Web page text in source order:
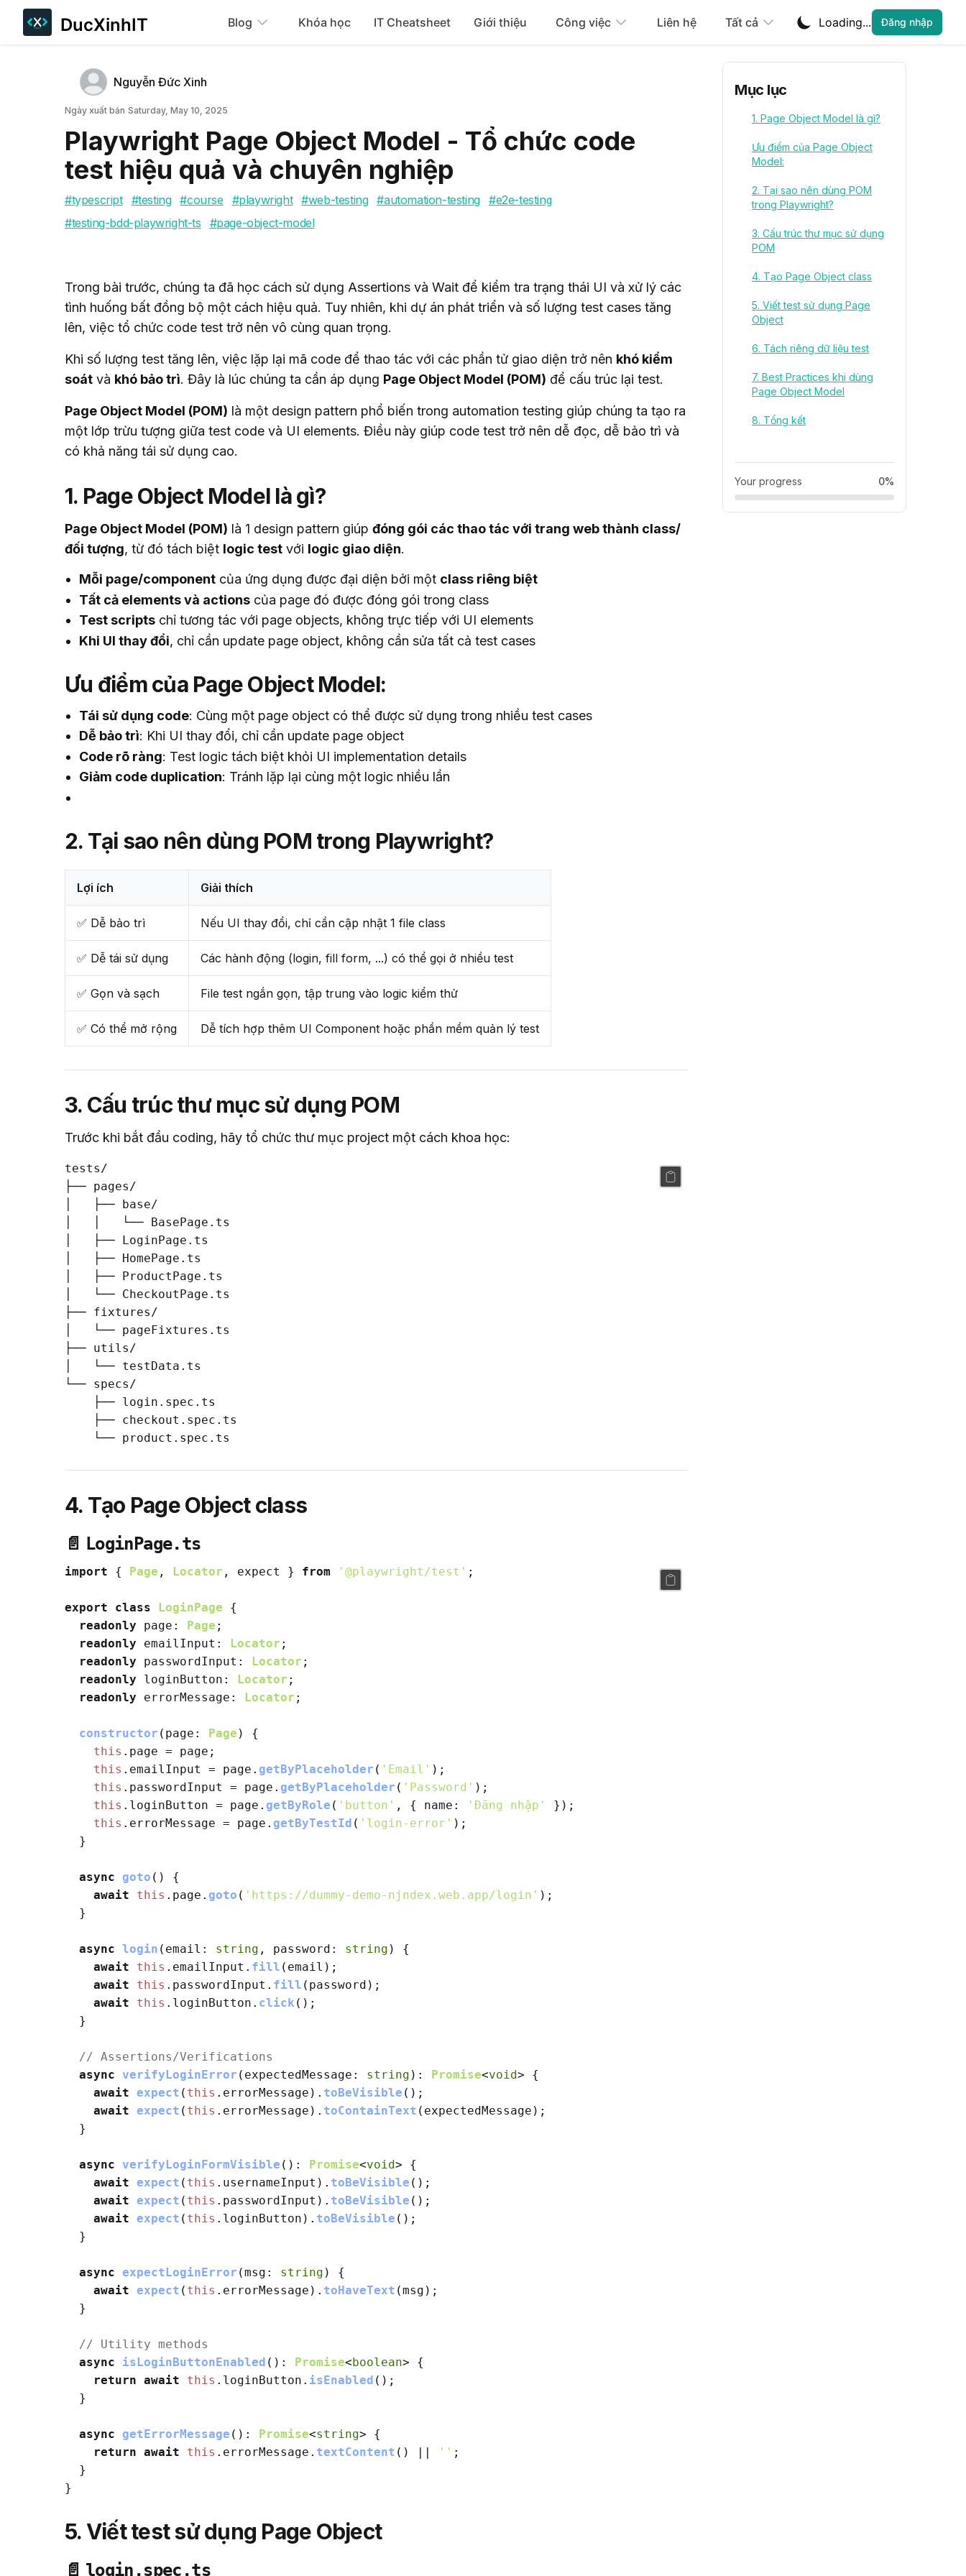
DucXinhIT Blog Khóa học IT Cheatsheet Giới thiệu Công việc Liên hệ Tất cả Loading... Đăng nhập
Tác giả Name
Nguyễn Đức Xinh
Ngày xuất bản
Ngày xuất bản Saturday, May 10, 2025
Playwright Page Object Model - Tổ chức code
test hiệu quả và chuyên nghiệp
#typescript #testing #course #playwright #web-testing #automation-testing #e2e-testing
#testing-bdd-playwright-ts #page-object-model
Trong bài trước, chúng ta đã học cách sử dụng Assertions và Wait để kiểm tra trạng thái UI và xử lý các
tình huống bất đồng bộ một cách hiệu quả. Tuy nhiên, khi dự án phát triển và số lượng test cases tăng
lên, việc tổ chức code test trở nên vô cùng quan trọng.
Khi số lượng test tăng lên, việc lặp lại mã code để thao tác với các phần tử giao diện trở nên khó kiểm
soát và khó bảo trì. Đây là lúc chúng ta cần áp dụng Page Object Model (POM) để cấu trúc lại test.
Page Object Model (POM) là một design pattern phổ biến trong automation testing giúp chúng ta tạo ra
một lớp trừu tượng giữa test code và UI elements. Điều này giúp code test trở nên dễ đọc, dễ bảo trì và
có khả năng tái sử dụng cao.
1. Page Object Model là gì?
Page Object Model (POM) là 1 design pattern giúp đóng gói các thao tác với trang web thành class/
đối tượng, từ đó tách biệt logic test với logic giao diện.
Mỗi page/component của ứng dụng được đại diện bởi một class riêng biệt
Tất cả elements và actions của page đó được đóng gói trong class
Test scripts chỉ tương tác với page objects, không trực tiếp với UI elements
Khi UI thay đổi, chỉ cần update page object, không cần sửa tất cả test cases
Ưu điểm của Page Object Model:
Tái sử dụng code: Cùng một page object có thể được sử dụng trong nhiều test cases
Dễ bảo trì: Khi UI thay đổi, chỉ cần update page object
Code rõ ràng: Test logic tách biệt khỏi UI implementation details
Giảm code duplication: Tránh lặp lại cùng một logic nhiều lần
2. Tại sao nên dùng POM trong Playwright?
Lợi ích Giải thích
✅ Dễ bảo trì Nếu UI thay đổi, chỉ cần cập nhật 1 file class
✅ Dễ tái sử dụng Các hành động (login, fill form, ...) có thể gọi ở nhiều test
✅ Gọn và sạch File test ngắn gọn, tập trung vào logic kiểm thử
✅ Có thể mở rộng Dễ tích hợp thêm UI Component hoặc phần mềm quản lý test
3. Cấu trúc thư mục sử dụng POM
Trước khi bắt đầu coding, hãy tổ chức thư mục project một cách khoa học:
tests/
├── pages/
│   ├── base/
│   │   └── BasePage.ts
│   ├── LoginPage.ts
│   ├── HomePage.ts
│   ├── ProductPage.ts
│   └── CheckoutPage.ts
├── fixtures/
│   └── pageFixtures.ts
├── utils/
│   └── testData.ts
└── specs/
    ├── login.spec.ts
    ├── checkout.spec.ts
4. Tạo Page Object class
📄 LoginPage.ts
import { Page , Locator , expect } from '@playwright/test' ;
export class LoginPage {
readonly
page : Page ;
readonly
emailInput : Locator ;
readonly
passwordInput : Locator ;
readonly
loginButton : Locator ;
readonly
errorMessage : Locator ;
constructor ( page : Page ) {
this . page = page;
this . emailInput = page. getByPlaceholder ( 'Email' );
this . passwordInput = page. getByPlaceholder ( 'Password' );
this . loginButton = page. getByRole ( 'button' , { name : 'Đăng nhập'
});
this . errorMessage = page. getByTestId ( 'login-error' );
  }
async goto ( ) {
await
this . page . goto ( 'https://dummy-demo-njndex.web.app/login' );
  }
async login ( email : string , password : string ) {
await
this . emailInput . fill (email);
await
this . passwordInput . fill (password);
await
this . loginButton . click ();
  }
// Assertions/Verifications
async verifyLoginError ( expectedMessage : string ): Promise<void> {
await expect ( this . errorMessage ). toBeVisible ();
await expect ( this . errorMessage ). toContainText (expectedMessage);
  }
async verifyLoginFormVisible (): Promise<void> {
await expect ( this . usernameInput ). toBeVisible ();
await expect ( this . passwordInput ). toBeVisible ();
await expect ( this . loginButton ). toBeVisible ();
  }
async expectLoginError (msg : string ) {
await expect ( this . errorMessage ). toHaveText (msg);
  }
// Utility methods
async
isLoginButtonEnabled (): Promise<boolean> {
return await this . loginButton . isEnabled ();
  }
async getErrorMessage (): Promise<string> {
return await this . errorMessage . textContent () || '' ;
  }
5. Viết test sử dụng Page Object
📄 login.spec.ts
Mục lục
1. Page Object Model là gì?
Ưu điểm của Page Object
Model:
2. Tại sao nên dùng POM
trong Playwright?
3. Cấu trúc thư mục sử dụng
POM
4. Tạo Page Object class
5. Viết test sử dụng Page
Object
6. Tách riêng dữ liệu test
7. Best Practices khi dùng
Page Object Model
8. Tổng kết
Your progress 0%